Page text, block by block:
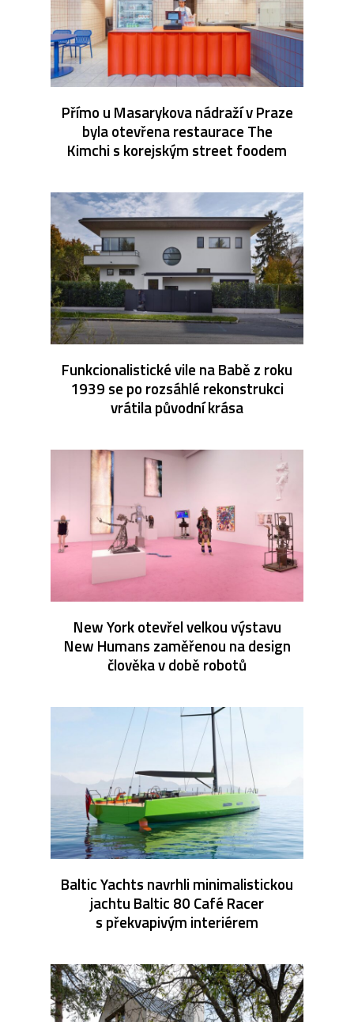
Přímo u Masarykova nádraží v Praze
byla otevřena restaurace The
Kimchi s korejským street foodem
Funkcionalistické vile na Babě z roku
1939 se po rozsáhlé rekonstrukci
vrátila původní krása
New York otevřel velkou výstavu
New Humans zaměřenou na design
člověka v době robotů
Baltic Yachts navrhli minimalistickou
jachtu Baltic 80 Café Racer
s překvapivým interiérem